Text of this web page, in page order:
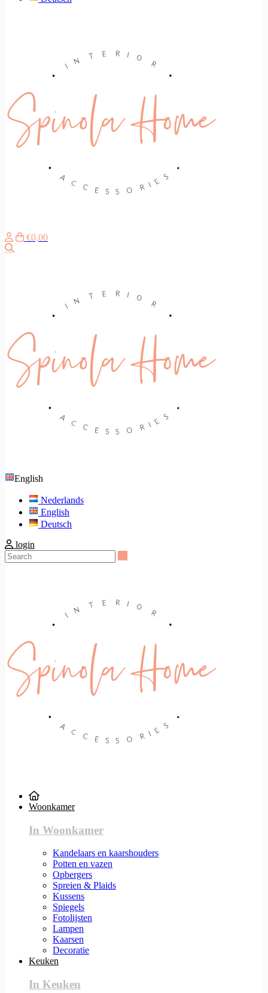
€0,00
English
Nederlands
English
Deutsch
login
Woonkamer
In Woonkamer
Kandelaars en kaarshouders
Potten en vazen
Opbergers
Spreien & Plaids
Kussens
Spiegels
Fotolijsten
Lampen
Kaarsen
Decoratie
Keuken
In Keuken